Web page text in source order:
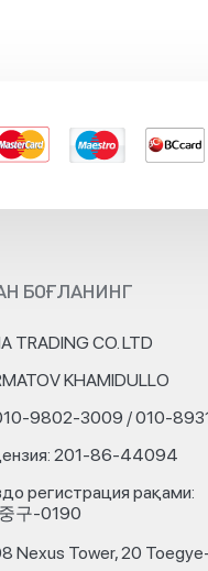
БОҒЛАНИНГ
TRADING CO. LTD
KHAMIDULLO
9802-3009 / 010-
201-86-44094
регистрация рақами:
구-0190
Nexus Tower, 20